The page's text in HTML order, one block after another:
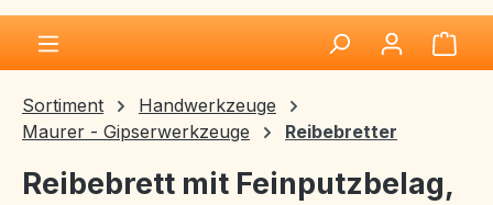
Sortiment
Handwerkzeuge
Maurer - Gipserwerkzeuge
Reibebretter
Reibebrett mit Feinputzbelag,